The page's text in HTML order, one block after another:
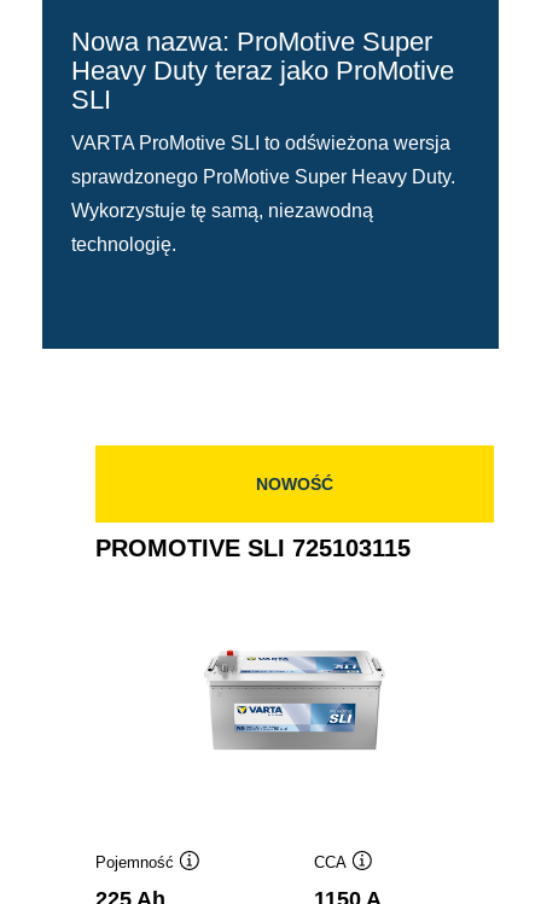
Nowa nazwa: ProMotive Super
Heavy Duty teraz jako ProMotive
SLI
VARTA ProMotive SLI to odświeżona wersja
sprawdzonego ProMotive Super Heavy Duty.
Wykorzystuje tę samą, niezawodną
technologię.
NOWOŚĆ
PROMOTIVE SLI 725103115
Pojemność
CCA